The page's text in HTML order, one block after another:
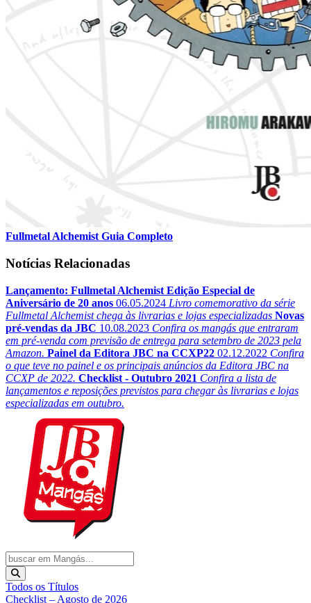
Fullmetal Alchemist Guia Completo
Notícias Relacionadas
Lançamento: Fullmetal Alchemist Edição Especial de
Aniversário de 20 anos 06.05.2024 Livro comemorativo da série
Fullmetal Alchemist chega às livrarias e lojas especializadas Novas
pré-vendas da JBC 10.08.2023 Confira os mangás que entraram
em pré-venda com previsão de entrega para setembro de 2023 pela
Amazon. Painel da Editora JBC na CCXP22 02.12.2022 Confira
o que teve no painel e os principais anúncios da Editora JBC na
CCXP de 2022. Checklist - Outubro 2021 Confira a lista de
lançamentos e reposições previstos para chegar às livrarias e lojas
especializadas em outubro.
Todos os Títulos
Checklist – Agosto de 2026